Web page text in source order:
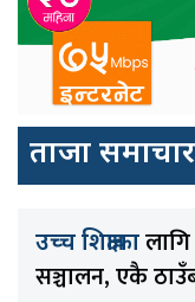
ताजा समाचार
उच्च शिक्षाका
सञ्चालन, एकै